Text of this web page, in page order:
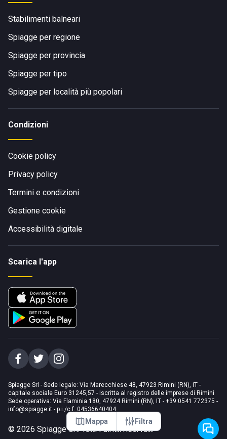
Mappa Filtra
Stabilimenti balneari
Spiagge per regione
Spiagge per provincia
Spiagge per tipo
Spiagge per località più popolari
Condizioni
Cookie policy
Privacy policy
Termini e condizioni
Gestione cookie
Accessibilità digitale
Scarica l'app
Spiagge Srl - Sede legale: Via Marecchiese 48, 47923 Rimini (RN), IT -
capitale sociale Euro 31245,57 - Iscritta al registro delle imprese di Rimini
Sede operativa: Via Flaminia 180, 47924 Rimini (RN), IT - +39 0541 772375 -
info@spiagge.it - p.i./c.f. 04536640404
© 2026 Spiagge Srl. Tutti i diritti riservati.